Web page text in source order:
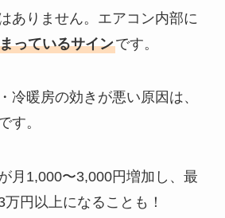
ありません。エアコン内部に
っているサインです。
冷暖房の効きが悪い原因は、
す。
月1,000〜3,000円増加し、最
円以上になることも！